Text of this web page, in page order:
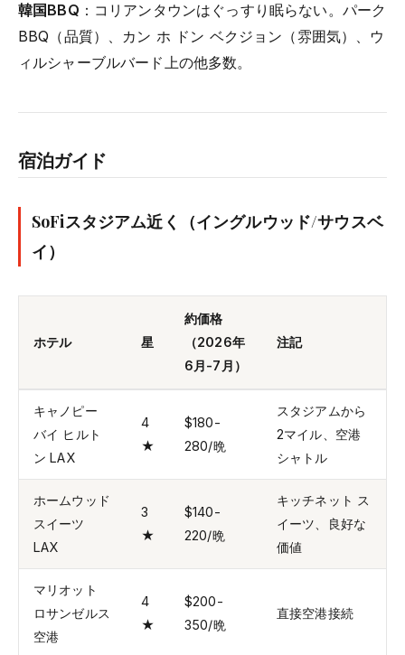
韓国BBQ ：コリアンタウンはぐっすり眠らない。パーク
BBQ（品質）、カン ホ ドン ベクジョン（雰囲気）、ウ
ィルシャーブルバード上の他多数。
宿泊ガイド
SoFiスタジアム近く（イングルウッド/サウスベ
イ）
ホテル 星
約価格
（2026年
6月-7月）
注記
キャノピー
バイ ヒルト
ン LAX
4
★
$180-
280/晩
スタジアムから
2マイル、空港
シャトル
ホームウッド
スイーツ
LAX
3
★
$140-
220/晩
キッチネット ス
イーツ、良好な
価値
マリオット
ロサンゼルス
空港
4
★
$200-
350/晩
直接空港接続